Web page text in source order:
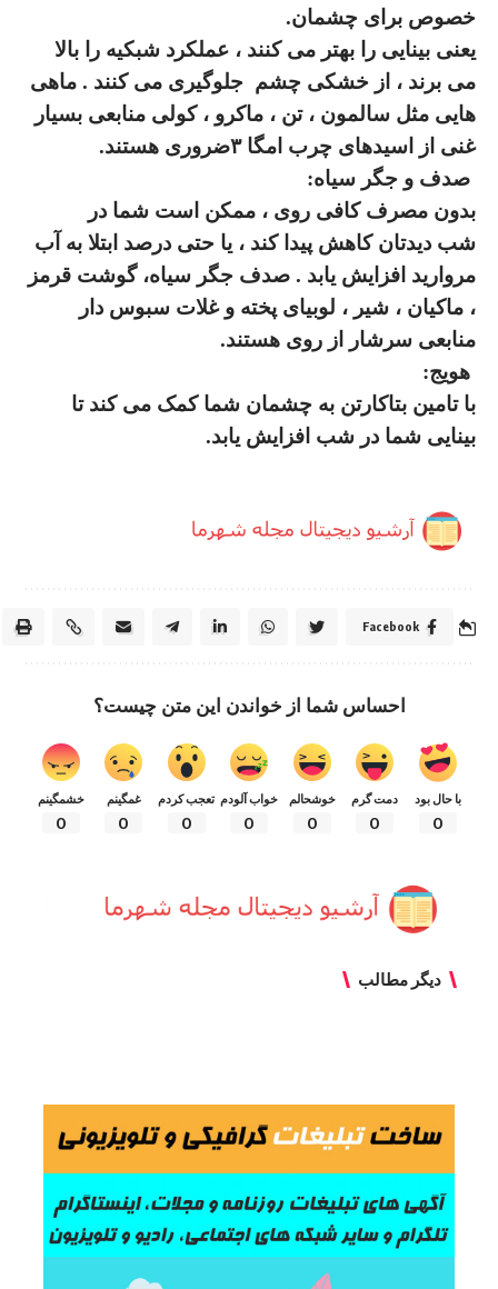
خصوص برای چشمان.
یعنی بینایی را بهتر می کنند ، عملکرد شبکیه را بالا
می برند ، از خشکی چشم جلوگیری می کنند . ماهی
هایی مثل سالمون ، تن ، ماکرو ، کولی منابعی بسیار
غنی از
اسیدهای چرب امگا۳ضروری هستند.
صدف و جگر سیاه:
بدون مصرف کافی روی ، ممکن است شما در
شب دیدتان کاهش پیدا کند ، یا حتی درصد ابتلا به آب
مروارید افزایش یابد . صدف جگر سیاه، گوشت قرمز
، ماکیان ، شیر ، لوبیای پخته و غلات سبوس دار
منابعی سرشار از روی هستند.
هویج:
با تامین بتاکارتن به چشمان شما کمک می کند تا
بینایی شما در شب افزایش یابد.
Facebook
احساس شما از خواندن این متن چیست؟
با حال بود
0
دمت گرم
0
خوشحالم
0
خواب آلودم
0
تعجب کردم
0
غمگینم
0
خشمگینم
0
دیگر مطالب